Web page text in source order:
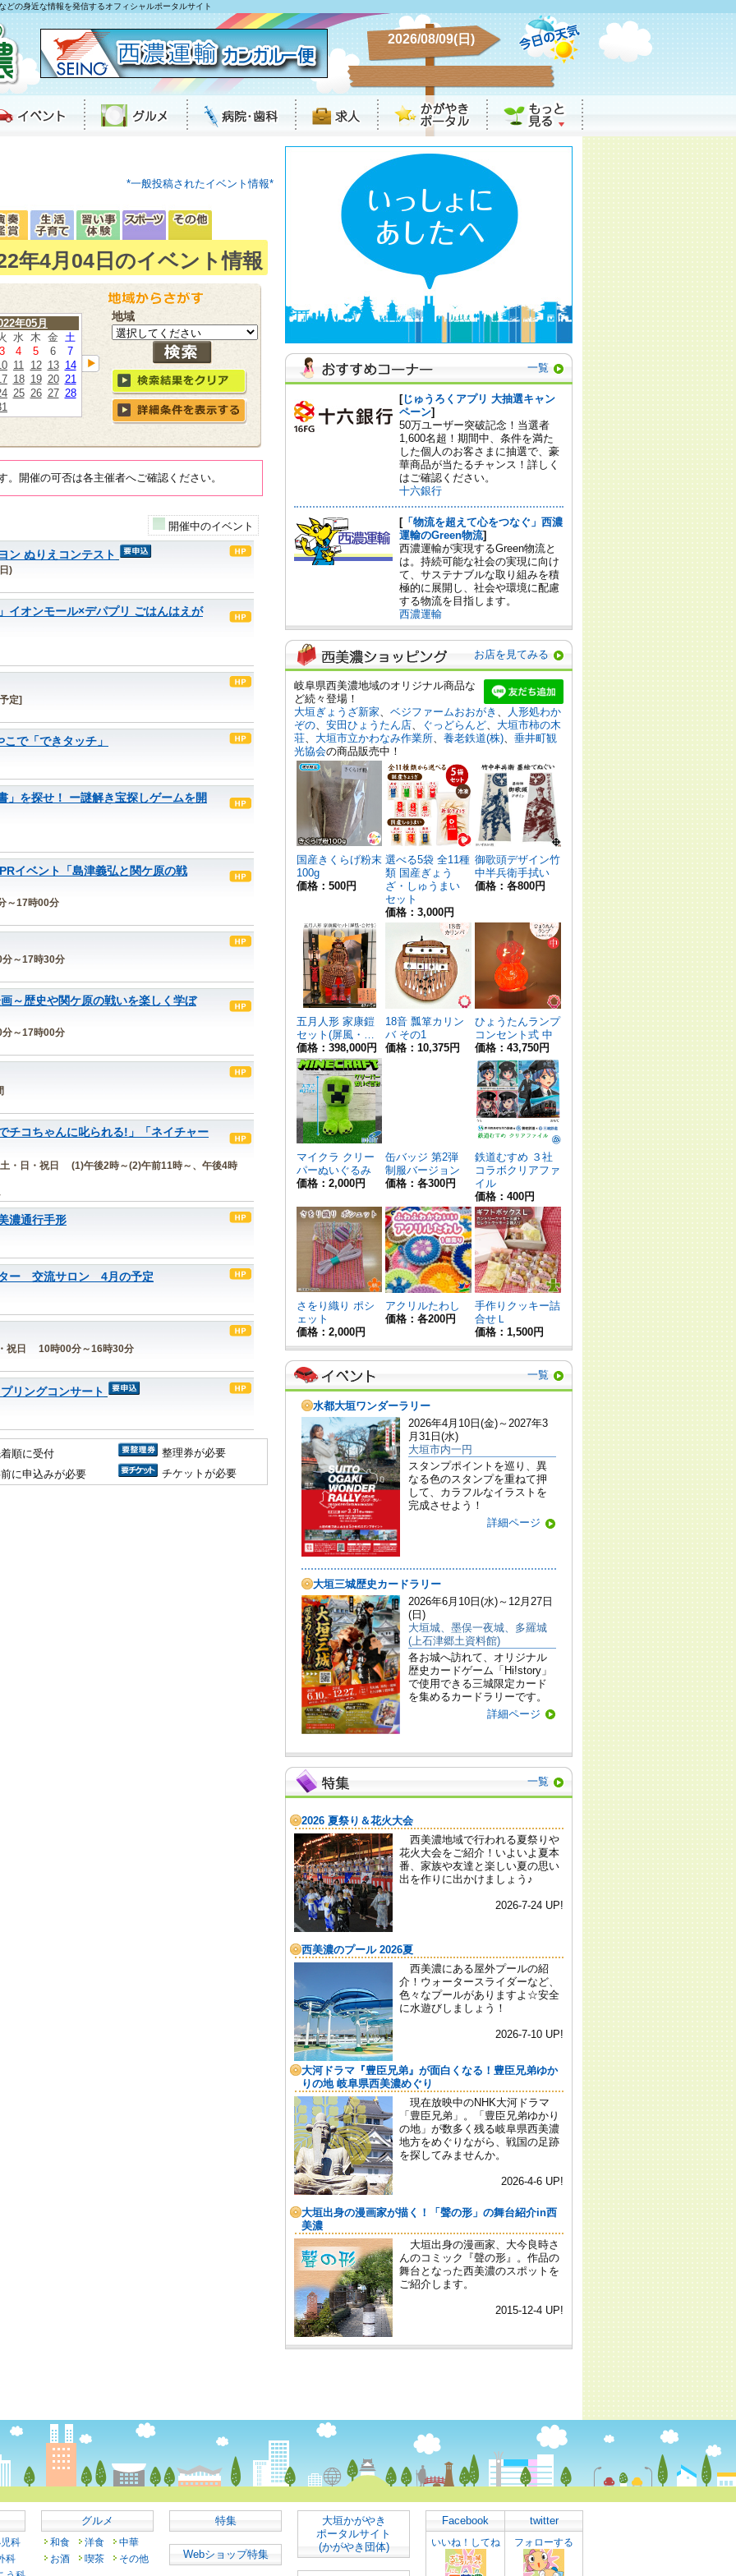
の身近な情報を発信するオフィシャルポータルサイト
2026/08/09(日)
*一般投稿されたイベント情報*
年4月04日のイベント情報
年05月
水 木 金 土
4 5 6
7
11 12 13 14
18 19 20 21
25 26 27 28
地域
開催の可否は各主催者へご確認ください。
開催中のイベント
ン ぬりえコンテスト
)
オンモール×デパプリ ごはんはえが
定]
で「できタッチ」
」を探せ！ ー謎解き宝探しゲームを開
イベント「島津義弘と関ケ原の戦
～17時00分
～17時30分
～歴史や関ケ原の戦いを楽しく学ぼ
～17時00分
チコちゃんに叱られる!」「ネイチャー
・日・祝日 (1)午後2時～(2)午前11時～、午後4時
濃通行手形
ター 交流サロン 4月の予定
祝日 10時00分～16時30分
リングコンサート
順に受付
整理券が必要
に申込みが必要
チケットが必要
科
科
グルメ
和食 洋食
中華
お酒
喫茶 その他
特集
Webショップ特集
大垣かがやき
ポータルサイト
(かがやき団体)
Facebook
いいね！してね
twitter
フォローする